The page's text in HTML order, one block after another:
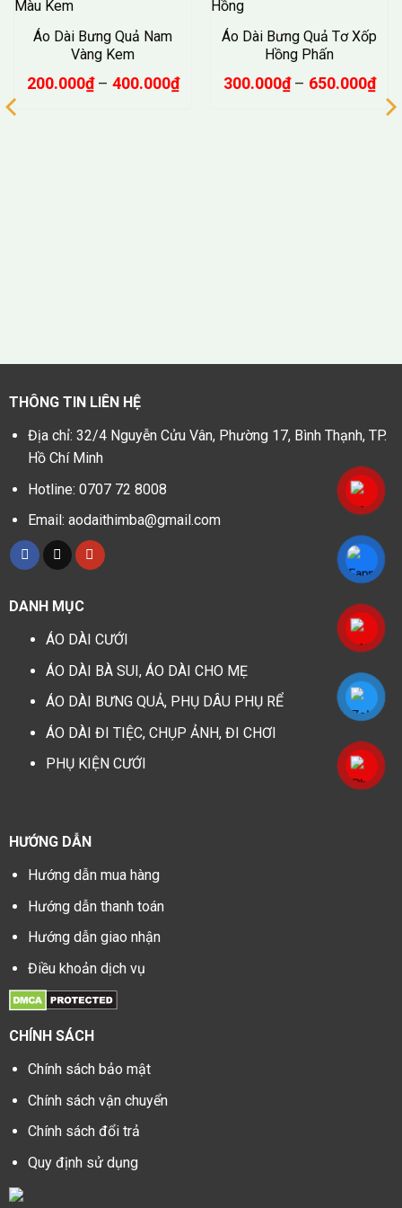
Áo Dài Bưng Quả Nam
Vàng Kem
200.000₫ – 400.000₫Khoảng
giá:
Áo Dài Bưng Quả Tơ Xốp
Hồng Phấn
300.000₫ – 650.000₫
giá:
từ
THÔNG TIN LIÊN HỆ
Địa chỉ: 32/4 Nguyễn Cửu Vân, Phường 17, Bình Thạnh, TP.
Hồ Chí Minh
Hotline: 0707 72 8008
Email: aodaithimba@gmail.com
DANH MỤC
ÁO DÀI CƯỚI
ÁO DÀI BÀ SUI, ÁO DÀI CHO MẸ
ÁO DÀI BƯNG QUẢ, PHỤ DÂU PHỤ RỂ
ÁO DÀI ĐI TIỆC, CHỤP ẢNH, ĐI CHƠI
PHỤ KIỆN CƯỚI
HƯỚNG DẪN
Hướng dẫn mua hàng
Hướng dẫn thanh toán
Hướng dẫn giao nhận
Điều khoản dịch vụ
CHÍNH SÁCH
Chính sách bảo mật
Chính sách vận chuyển
Chính sách đổi trả
Quy định sử dụng